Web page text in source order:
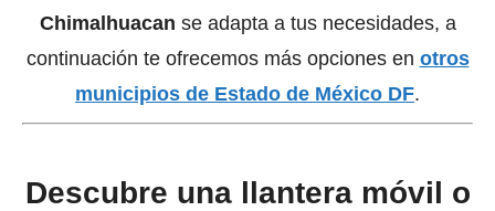
Chimalhuacan se adapta a tus necesidades, a
continuación te ofrecemos más opciones en otros
municipios de Estado de México DF.
Descubre una llantera móvil o